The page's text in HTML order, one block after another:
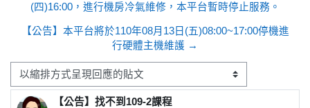
(四)16:00，進行機房冷氣維修，本平台暫時停止服務。
【公告】本平台將於110年08月13日(五)08:00~17:00停機進
行硬體主機維護 →
顯示模式
【公告】找不到109-2課程
Number of replies: 0